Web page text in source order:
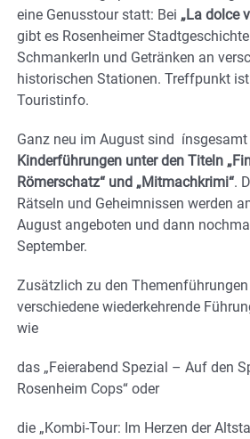
eine Genusstour statt: Bei „La dolce
gibt es Rosenheimer
Schmankerln und Getränken an
historischen Stationen. Treffpunkt
Touristinfo.
Ganz neu im August sind ínsgesamt
Kinderführungen unter den Titeln
Römerschatz“ und „Mitmachkrimi“.
Rätseln und Geheimnissen werden
August angeboten und dann
September.
Zusätzlich zu den Themenführungen
verschiedene wiederkehrende
wie
das „Feierabend Spezial – Auf den
Rosenheim Cops“ oder
die „Kombi-Tour: Im Herzen der